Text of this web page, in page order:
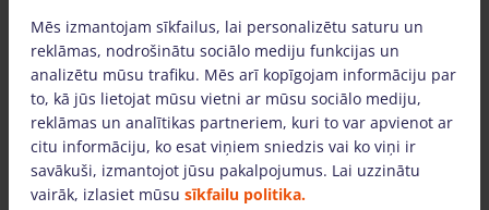
Tehnika darbam augstumā – pieejama visā
Latvijā
ĀTRĀ TORŅU SERVISA filiāles ir atrodamas
lielākajās Latvijas pilsētās. Tehniku piegādājam
Mēs izmantojam sīkfailus, lai personalizētu saturu un
reklāmas, nodrošinātu sociālo mediju funkcijas un
analizētu mūsu trafiku. Mēs arī kopīgojam informāciju par
to, kā jūs lietojat mūsu vietni ar mūsu sociālo mediju,
reklāmas un analītikas partneriem, kuri to var apvienot ar
citu informāciju, ko esat viņiem sniedzis vai ko viņi ir
savākuši, izmantojot jūsu pakalpojumus. Lai uzzinātu
vairāk, izlasiet mūsu sīkfailu politika.